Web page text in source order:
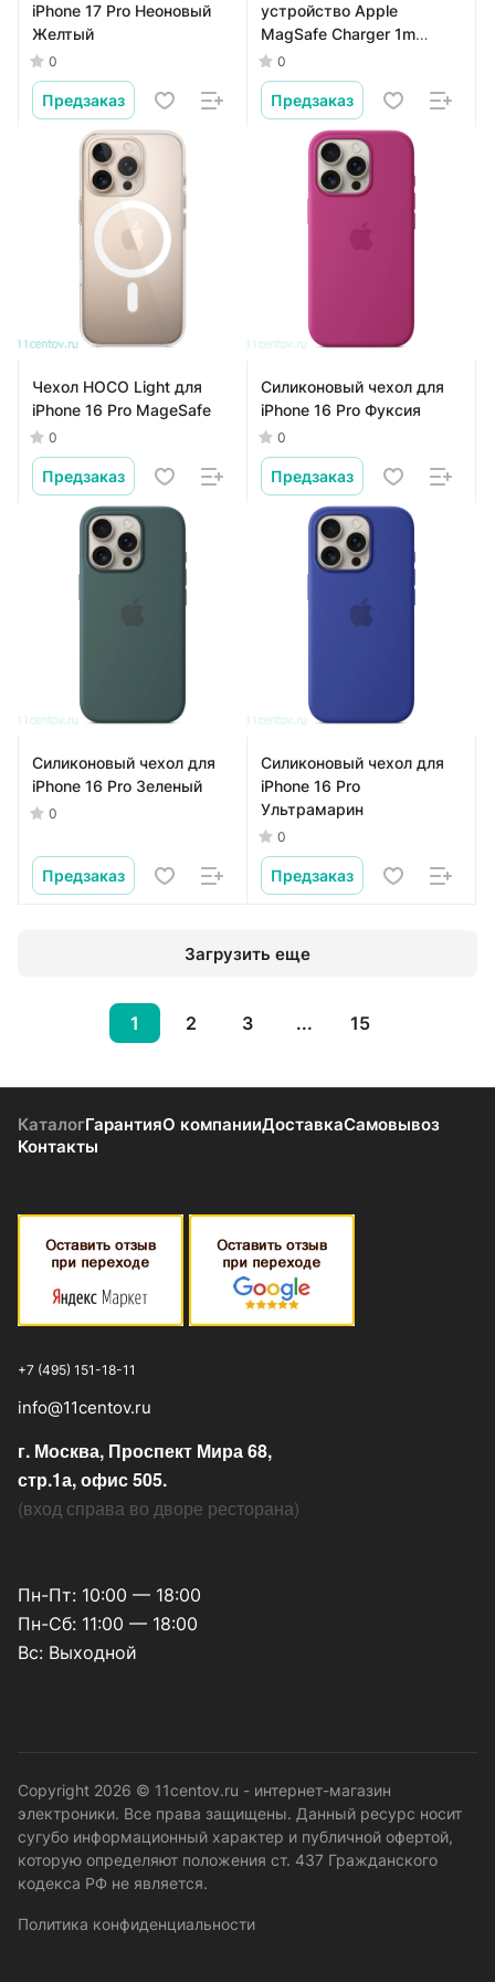
iPhone 17 Pro Неоновый
Желтый
0
Предзаказ
устройство Apple
MagSafe Charger 1m
(MX6Y3), белый
0
Предзаказ
Чехол HOCO Light для
iPhone 16 Pro MageSafe
0
Предзаказ
Силиконовый чехол для
iPhone 16 Pro Фуксия
0
Предзаказ
Силиконовый чехол для
iPhone 16 Pro Зеленый
0
Предзаказ
Силиконовый чехол для
iPhone 16 Pro
Ультрамарин
0
Предзаказ
Загрузить еще
1 2 3 ... 15
КаталогГарантияО компанииДоставкаСамовывоз
Контакты
+7 (495) 151-18-11
info@11centov.ru
г. Москва, Проспект Мира 68,
стр.1а, офис 505.
(вход справа во дворе ресторана)
Пн-Пт: 10:00 — 18:00
Пн-Сб: 11:00 — 18:00
Вс: Выходной
Copyright 2026 © 11centov.ru - интернет-магазин
электроники. Все права защищены. Данный ресурс носит
сугубо информационный характер и публичной офертой,
которую определяют положения ст. 437 Гражданского
кодекса РФ не является.
Политика конфиденциальности